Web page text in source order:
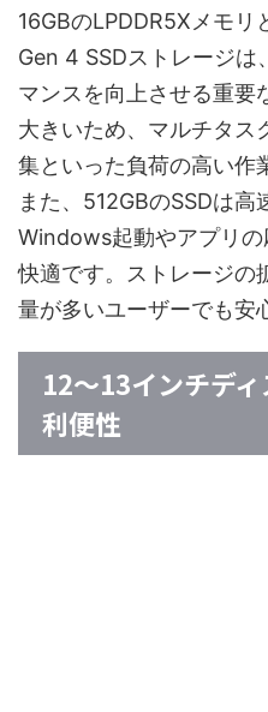
16GBのLPDDR5Xメモリ
Gen 4 SSDストレージ
マンスを向上させる重要
大きいため、マルチタス
集といった負荷の高い作
また、512GBのSSDは高
Windows起動やアプリの
快適です。ストレージの
量が多いユーザーでも安
12〜13インチデ
利便性